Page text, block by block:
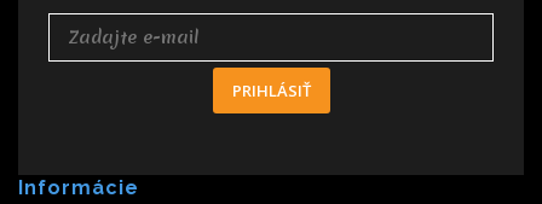
PRIHLÁSIŤ
Informácie